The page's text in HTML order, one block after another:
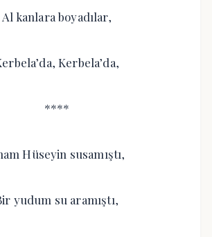
Al kanlara boyadılar,
Kerbela’da,
****
Hüseyin susamıştı,
yudum su aramıştı,